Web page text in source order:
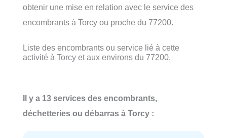
obtenir une mise en relation avec le service des
encombrants à Torcy ou proche du 77200.
Liste des encombrants ou service lié à cette
activité à Torcy et aux environs du 77200.
Il y a 13 services des encombrants,
déchetteries ou débarras à Torcy :